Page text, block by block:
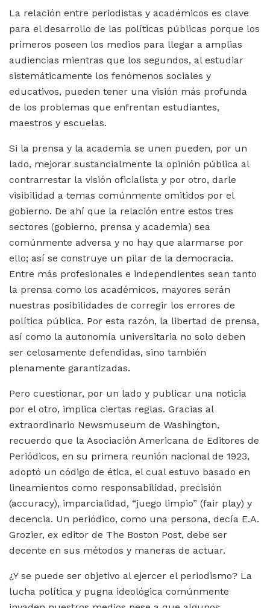
La relación entre periodistas y académicos es clave
para el desarrollo de las políticas públicas porque los
primeros poseen los medios para llegar a amplias
audiencias mientras que los segundos, al estudiar
sistemáticamente los fenómenos sociales y
educativos, pueden tener una visión más profunda
de los problemas que enfrentan estudiantes,
maestros y escuelas.
Si la prensa y la academia se unen pueden, por un
lado, mejorar sustancialmente la opinión pública al
contrarrestar la visión oficialista y por otro, darle
visibilidad a temas comúnmente omitidos por el
gobierno. De ahí que la relación entre estos tres
sectores (gobierno, prensa y academia) sea
comúnmente adversa y no hay que alarmarse por
ello; así se construye un pilar de la democracia.
Entre más profesionales e independientes sean tanto
la prensa como los académicos, mayores serán
nuestras posibilidades de corregir los errores de
política pública. Por esta razón, la libertad de prensa,
así como la autonomía universitaria no solo deben
ser celosamente defendidas, sino también
plenamente garantizadas.
Pero cuestionar, por un lado y publicar una noticia
por el otro, implica ciertas reglas. Gracias al
extraordinario Newsmuseum de Washington,
recuerdo que la Asociación Americana de Editores de
Periódicos, en su primera reunión nacional de 1923,
adoptó un código de ética, el cual estuvo basado en
lineamientos como responsabilidad, precisión
(accuracy), imparcialidad, “juego limpio” (fair play) y
decencia. Un periódico, como una persona, decía E.A.
Grozier, ex editor de The Boston Post, debe ser
decente en sus métodos y maneras de actuar.
¿Y se puede ser objetivo al ejercer el periodismo? La
lucha política y pugna ideológica comúnmente